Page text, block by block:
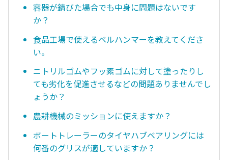
容器が錆びた場合でも中身に問題はないです
か？
食品工場で使えるベルハンマーを教えてくださ
い。
ニトリルゴムやフッ素ゴムに対して塗ったりし
ても劣化を促進させるなどの問題ありませんでし
ょうか？
農耕機械のミッションに使えますか？
ボートトレーラーのタイヤハブベアリングには
何番のグリスが適していますか？